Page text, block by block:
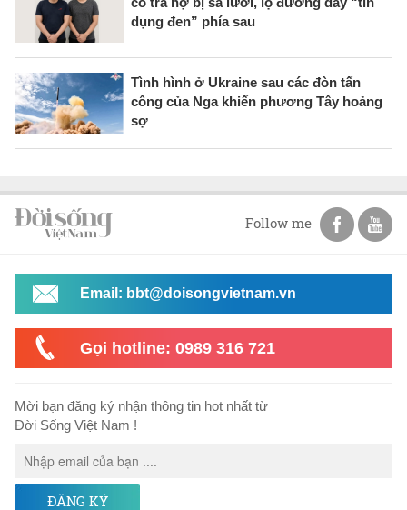
dụng đen” phía sau
Tình hình ở Ukraine sau các đòn tấn
công của Nga khiến phương Tây hoảng
sợ
Follow me
Email: bbt@doisongvietnam.vn
Gọi hotline: 0989 316 721
Mời bạn đăng ký nhận thông tin hot nhất từ
Đời Sống Việt Nam !
ĐĂNG KÝ